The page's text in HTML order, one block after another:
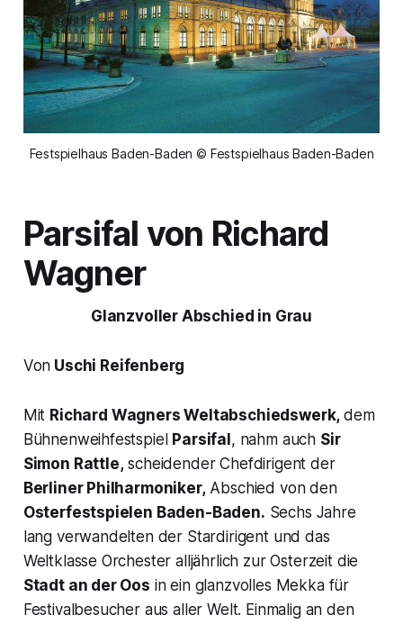
Festspielhaus Baden-Baden © Festspielhaus Baden-Baden
Parsifal von Richard
Wagner
Glanzvoller Abschied in Grau
Von Uschi Reifenberg
Mit Richard Wagners Weltabschiedswerk, dem
Bühnenweihfestspiel Parsifal , nahm auch Sir
Simon Rattle,scheidender Chefdirigent der
Berliner Philharmoniker,Abschied von den
Osterfestspielen Baden-Baden. Sechs Jahre
lang verwandelten der Stardirigent und das
Weltklasse Orchester alljährlich zur Osterzeit die
Stadt an der Oos in ein glanzvolles Mekka für
Festivalbesucher aus aller Welt. Einmalig an den